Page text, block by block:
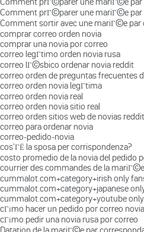
Comment prГ©parer une mariГ©e par
Comment sortir avec une mariГ©e par
comprar correo orden novia
comprar una novia por correo
correo legГ­timo orden novia rusa
correo lГ©sbico ordenar novia reddit
correo orden de preguntas frecuentes
correo orden novia legГ­tima
correo orden novia real
correo orden novia sitio real
correo orden sitios web de novias reddit
correo para ordenar novia
correo-pedido-novia
cos'ГЁ la sposa per corrispondenza?
costo promedio de la novia del pedido
courrier des commandes de la mariГ©e
cummalot.com+category+irish only
cummalot.com+category+japanese
cummalot.com+category+youtube
cГіmo hacer un pedido por correo novia
cГіmo pedir una novia rusa por correo
Datation de la mariГ©e par